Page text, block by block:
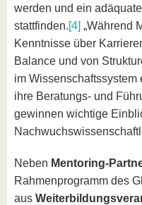
werden und ein
stattfinden.[4] „Während
Kenntnisse über
Balance und von
im
ihre Beratungs- und
gewinnen wichtige
Neben Mentoring-
Rahmenprogramm des
aus